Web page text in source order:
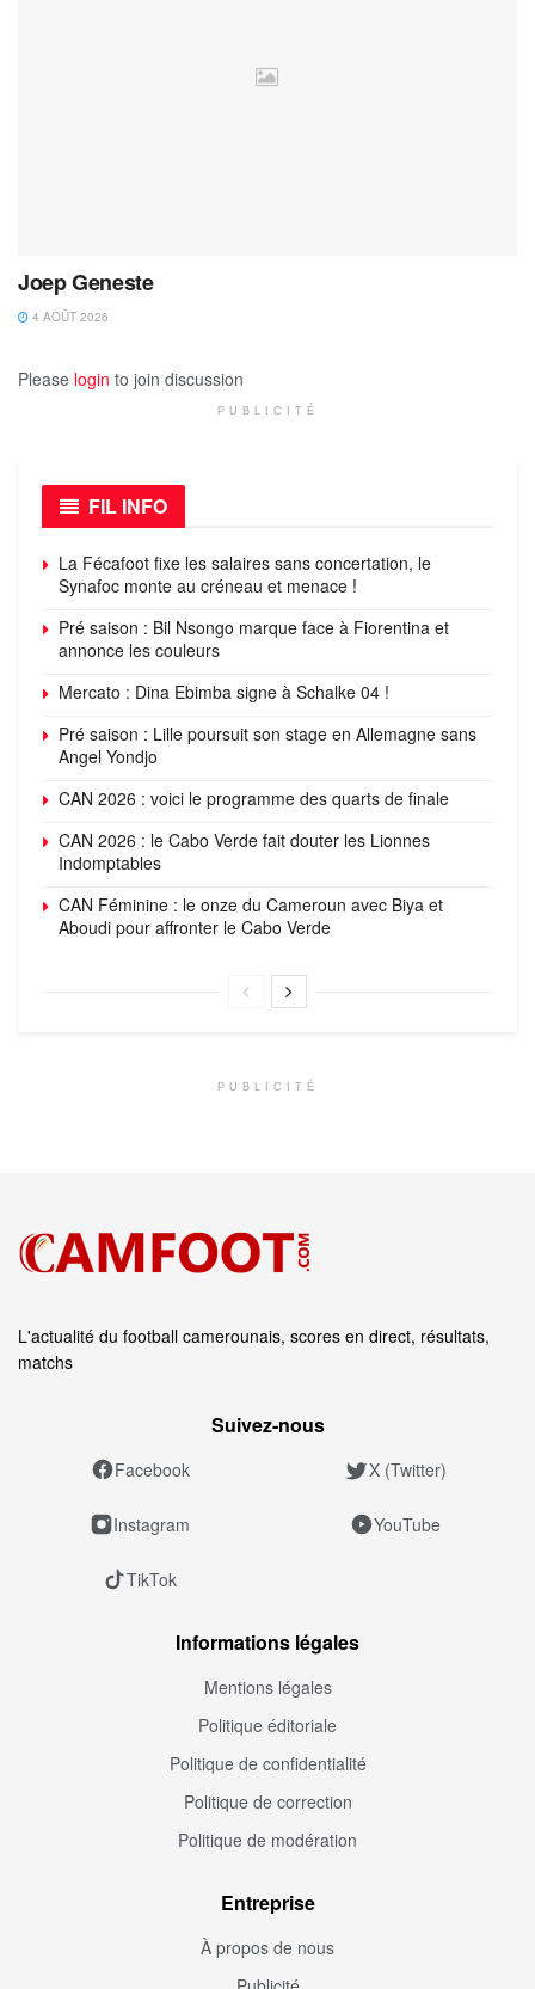
Joep Geneste
4 AOÛT 2026
Please login to join discussion
PUBLICITÉ
FIL INFO
La Fécafoot fixe les salaires sans concertation, le
Synafoc monte au créneau et menace !
Pré saison : Bil Nsongo marque face à Fiorentina et
annonce les couleurs
Mercato : Dina Ebimba signe à Schalke 04 !
Pré saison : Lille poursuit son stage en Allemagne sans
Angel Yondjo
CAN 2026 : voici le programme des quarts de finale
CAN 2026 : le Cabo Verde fait douter les Lionnes
Indomptables
CAN Féminine : le onze du Cameroun avec Biya et
Aboudi pour affronter le Cabo Verde
PUBLICITÉ
L'actualité du football camerounais, scores en direct, résultats,
matchs
Suivez‑nous
Facebook X (Twitter)
Instagram YouTube
TikTok
Informations légales
Mentions légales
Politique éditoriale
Politique de confidentialité
Politique de correction
Politique de modération
Entreprise
À propos de nous